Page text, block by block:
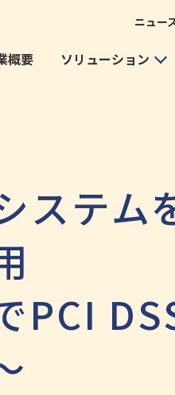
ニュー
概要 ソリューション
ステム
PCI